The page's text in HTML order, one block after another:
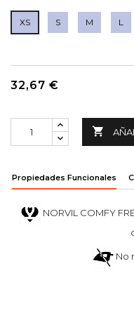
XS S M L
32,67 €

Propiedades Funcionales
NORVIL COMFY
No